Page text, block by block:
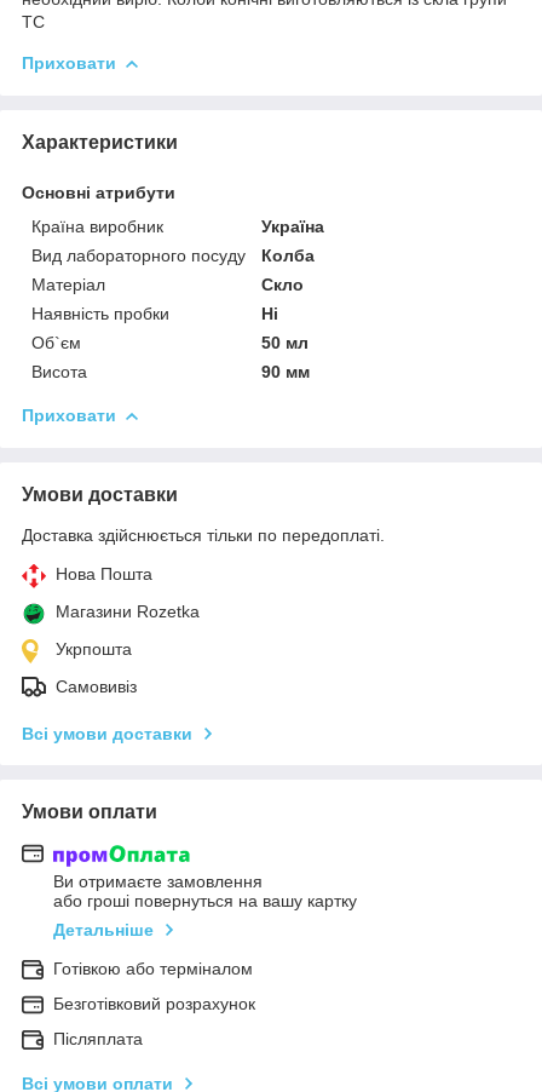
ТС
Приховати
Характеристики
Основні атрибути
Країна виробник
Україна
Вид лабораторного посуду
Колба
Матеріал
Скло
Наявність пробки
Ні
Об`єм
50 мл
Висота
90 мм
Приховати
Умови доставки
Доставка здійснюється тільки по передоплаті.
Нова Пошта
Магазини Rozetka
Укрпошта
Самовивіз
Всі умови доставки
Умови оплати
Ви отримаєте замовлення
або гроші повернуться на вашу картку
Детальніше
Готівкою або терміналом
Безготівковий розрахунок
Післяплата
Всі умови оплати